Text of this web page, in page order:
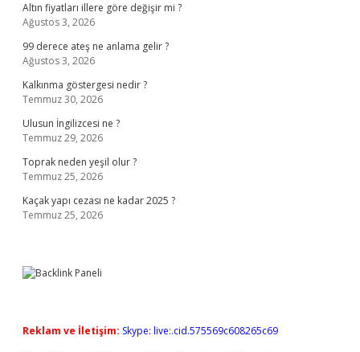
Altın fiyatları illere göre değişir mi ?
Ağustos 3, 2026
99 derece ateş ne anlama gelir ?
Ağustos 3, 2026
Kalkınma göstergesi nedir ?
Temmuz 30, 2026
Ulusun İngilizcesi ne ?
Temmuz 29, 2026
Toprak neden yeşil olur ?
Temmuz 25, 2026
Kaçak yapı cezası ne kadar 2025 ?
Temmuz 25, 2026
Reklam ve İletişim: Skype: live:.cid.575569c608265c69